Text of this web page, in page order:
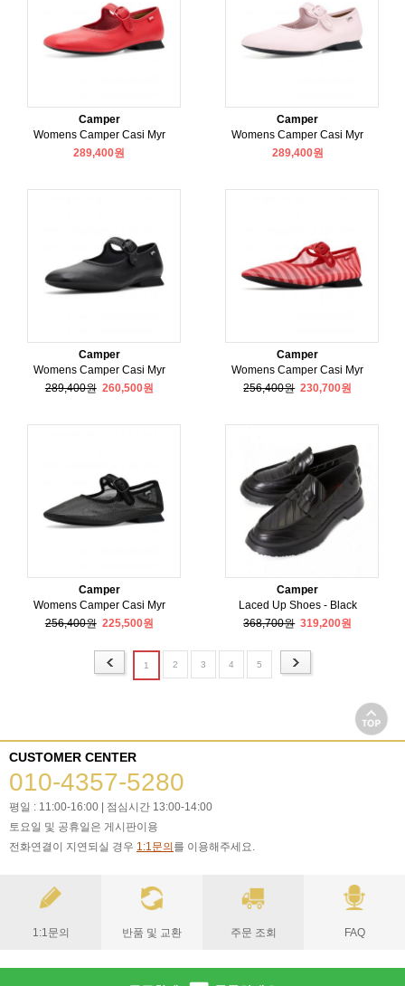
Camper
Womens Camper Casi Myr
289,400원
Camper
Womens Camper Casi Myr
289,400원
Camper
Womens Camper Casi Myr
289,400원 260,500원
Camper
Womens Camper Casi Myr
256,400원 230,700원
Camper
Womens Camper Casi Myr
256,400원 225,500원
Camper
Laced Up Shoes - Black
368,700원 319,200원
1 2 3 4 5
CUSTOMER CENTER
010-4357-5280
평일 : 11:00-16:00 | 점심시간 13:00-14:00
토요일 및 공휴일은 게시판이용
전화연결이 지연되실 경우 1:1문의 를 이용해주세요.
1:1문의 반품 및 교환 주문 조회 FAQ